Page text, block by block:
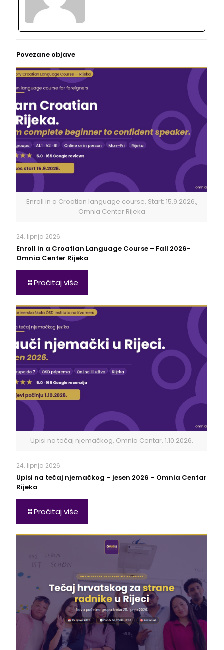
Povezane objave
Enroll in a Croatian language course, Start: 15.9.2026.,
Omnia Center Rijeka
24. lipnja 2026.
Enroll in a Croatian Language Course – Fall 2026-
Omnia Center Rijeka
Pročitaj više
Upisi na tečaj njemačkog, Omnia Centar, 1.10.2026.
24. lipnja 2026.
Upisi na tečaj njemačkog – jesen 2026 – Omnia Centar
Rijeka
Pročitaj više